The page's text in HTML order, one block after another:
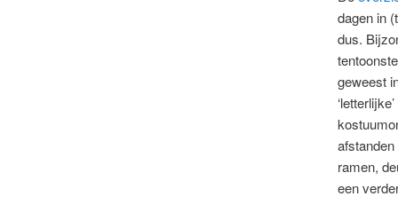
dagen in
dus.
geweest
ramen,
een